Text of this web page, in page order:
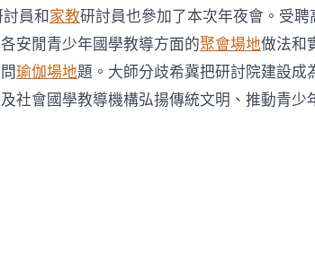
員和家教研討員也參加了本次年夜會。受聘
安閒青少年國學教導方面的聚會場地做法和
瑜伽場地題。大師分歧希冀把研討院建設成
社會國學教導機構弘揚傳統文明、推動青少